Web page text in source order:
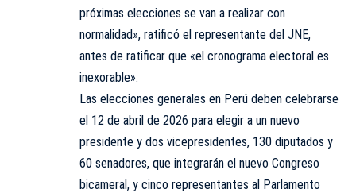
próximas elecciones se van a realizar con
normalidad», ratificó el representante del JNE,
antes de ratificar que «el cronograma electoral es
inexorable».
Las elecciones generales en Perú deben celebrarse
el 12 de abril de 2026 para elegir a un nuevo
presidente y dos vicepresidentes, 130 diputados y
60 senadores, que integrarán el nuevo Congreso
bicameral, y cinco representantes al Parlamento